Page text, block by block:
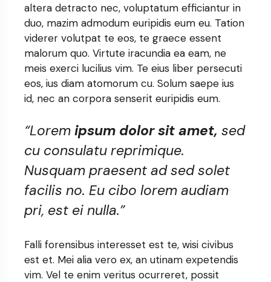
altera detracto nec, voluptatum efficiantur in
duo, mazim admodum euripidis eum eu. Tation
viderer volutpat te eos, te graece essent
malorum quo. Virtute iracundia ea eam, ne
meis exerci lucilius vim. Te eius liber persecuti
eos, ius diam atomorum cu. Solum saepe ius
id, nec an corpora senserit euripidis eum.
“Loremipsum dolor sit amet,sed
cu consulatu reprimique.
Nusquam praesent ad sed solet
facilis no. Eu cibo lorem audiam
pri, est ei nulla.”
Falli forensibus interesset est te, wisi civibus
est et. Mei alia vero ex, an utinam expetendis
vim. Vel te enim veritus ocurreret, possit